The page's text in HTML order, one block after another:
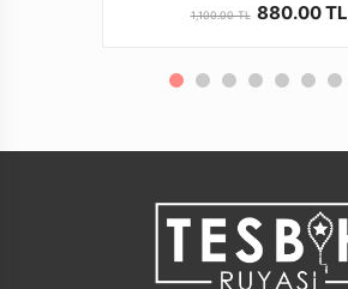
1,100.00 TL 880.00 TL